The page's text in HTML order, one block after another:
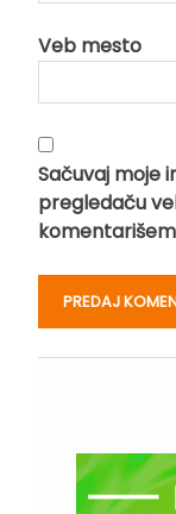
Veb mesto
Sačuvaj moje
pregledaču